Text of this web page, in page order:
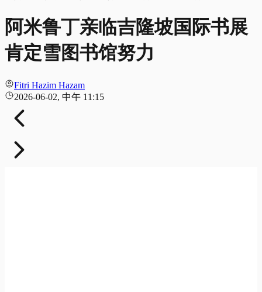
阿米鲁丁亲临吉隆坡国际书展
肯定雪图书馆努力
Fitri Hazim Hazam
2026-06-02, 中午 11:15